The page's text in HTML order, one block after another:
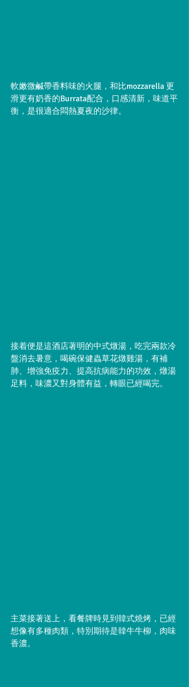
軟嫩微鹹帶香料味的火腿，和比mozzarella 更
滑更有奶香的Burrata配合，口感清新，味道平
衡，是很適合悶熱夏夜的沙律。
接着便是這酒店著明的中式燉湯，吃完兩款冷
盤消去暑意，喝碗保健蟲草花燉雞湯，有補
肺、增強免疫力、提高抗病能力的功效，燉湯
足料，味濃又對身體有益，轉眼已經喝完。
主菜接著送上，看餐牌時見到韓式燒烤，已經
想像有多種肉類，特別期待是韓牛牛柳，肉味
香濃。